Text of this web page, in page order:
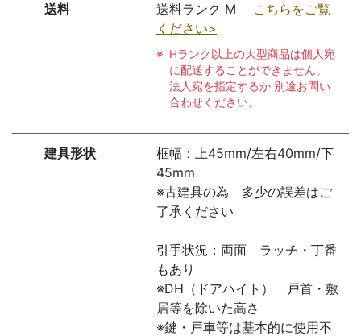
送料 送料ランク M こちらをご覧
ください>
Hランク以上の大型商品は個人宛
に配送することができません。
法人宛を指定するか 別途お問い
合わせください。
建具形状
框幅：上45mm/左右40mm/下
45mm
※古建具の為 多少の誤差はご
了承ください
引手状況：両面 ラッチ・丁番
もあり
※DH（ドアハイト） 戸首・敷
居等を除いた高さ
※鍵・戸車等は基本的に使用不